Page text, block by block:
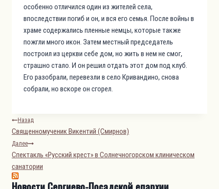
особенно отличился один из жителей села,
впоследствии погиб и он, и вся его семья. После войны в
храме содержались пленные немцы, которые также
пожгли много икон. Затем местный председатель
построил из церкви себе дом, но жить в нем не смог,
страшно стало. И он решил отдать этот дом под клуб.
Его разобрали, перевезли в село Кривандино, снова
собрали, но вскоре он сгорел.
Навигация
по
записям
Назад
Священномученик Викентий (Смирнов)
Далее
Спектакль «Русский крест» в Солнечногорском клиническом
санатории